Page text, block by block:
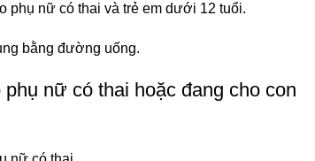
phụ nữ có thai và trẻ em dưới 12 tuổi.
bằng đường uống.
nữ có thai hoặc đang cho con